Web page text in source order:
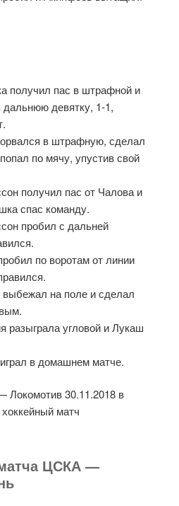
получил пас в штрафной и
дальнюю девятку, 1-1,
в штрафную, сделал
по мячу, упустив свой
получил пас от Чалова и
спас команду.
пробил с дальней
по воротам от линии
выбежал на поле и сделал
разыграла угловой и Лукаш
в домашнем матче.
Локомотив 30.11.2018 в
матч
ЦСКА —